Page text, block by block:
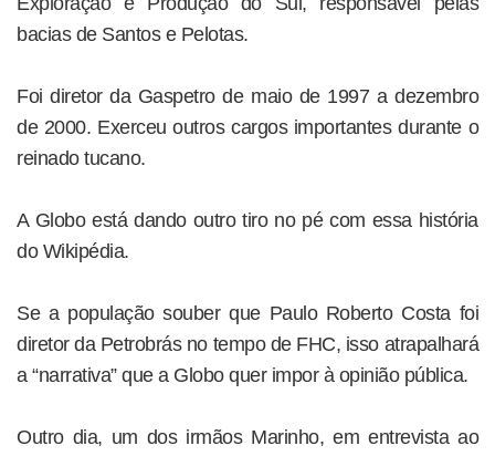
bacias de Santos e Pelotas.
Foi diretor da Gaspetro de maio de 1997 a dezembro
de 2000. Exerceu outros cargos importantes durante o
reinado tucano.
A Globo está dando outro tiro no pé com essa história
do Wikipédia.
Se a população souber que Paulo Roberto Costa foi
diretor da Petrobrás no tempo de FHC, isso atrapalhará
a “narrativa” que a Globo quer impor à opinião pública.
Outro dia, um dos irmãos Marinho, em entrevista ao